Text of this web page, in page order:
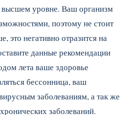
высшем уровне. Ваш организм
поэтому не стоит
это негативно отразится на
данные рекомендации
лета ваше здоровье
бессонница, ваш
заболеваниям, а так же
заболеваний.